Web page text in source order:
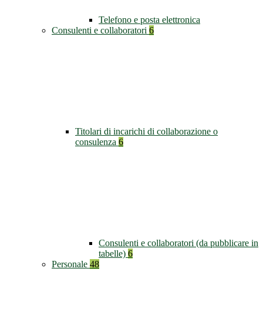
Telefono e posta elettronica
Consulenti e collaboratori 6
Titolari di incarichi di collaborazione o
consulenza 6
Consulenti e collaboratori (da pubblicare in
tabelle) 6
Personale 48